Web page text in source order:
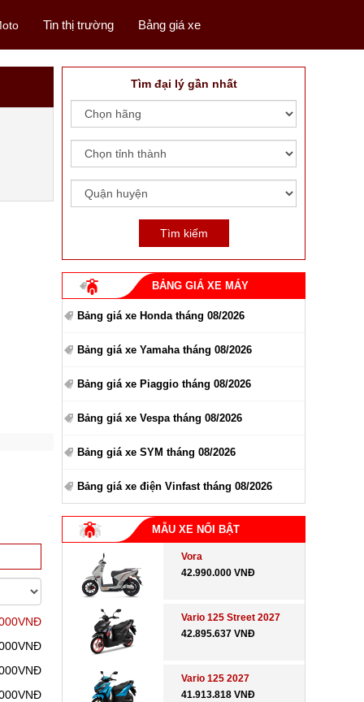
Tin thị trường Bảng giá xe
Tìm đại lý gần nhất
BẢNG GIÁ XE MÁY
Bảng giá xe Honda tháng 08/2026
Bảng giá xe Yamaha tháng 08/2026
Bảng giá xe Piaggio tháng 08/2026
Bảng giá xe Vespa tháng 08/2026
Bảng giá xe SYM tháng 08/2026
Bảng giá xe điện Vinfast tháng 08/2026
MẪU XE NỔI BẬT
Vora
42.990.000 VNĐ
Vario 125 Street 2027
42.895.637 VNĐ
Vario 125 2027
41.913.818 VNĐ